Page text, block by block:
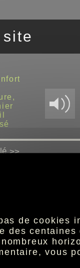
>>
de cookies
des centaines
vous